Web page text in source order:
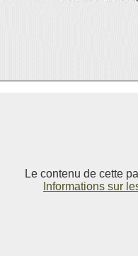
Le contenu de cette
Informations sur